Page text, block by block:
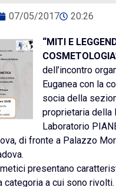
07/05/2017 20:26
“MITI E
dell’incontro
Euganea con la
socia della
proprietaria della
Laboratorio
di fronte a Palazzo
presentano
categoria a cui sono